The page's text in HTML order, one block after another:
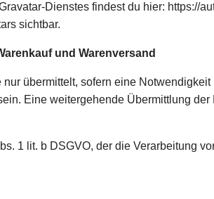
Dienstes findest du hier: https://
sichtbar.
und Warenversand
übermittelt, sofern eine
Eine weitergehende Übermittlung
1 lit. b DSGVO, der die Verarbeitung